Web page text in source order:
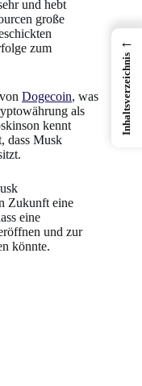
und hebt
große
zum
Dogecoin, was
als
kennt
dass Musk
Zukunft eine
eine
und zur
könnte.
←
Inhaltsverzeichnis